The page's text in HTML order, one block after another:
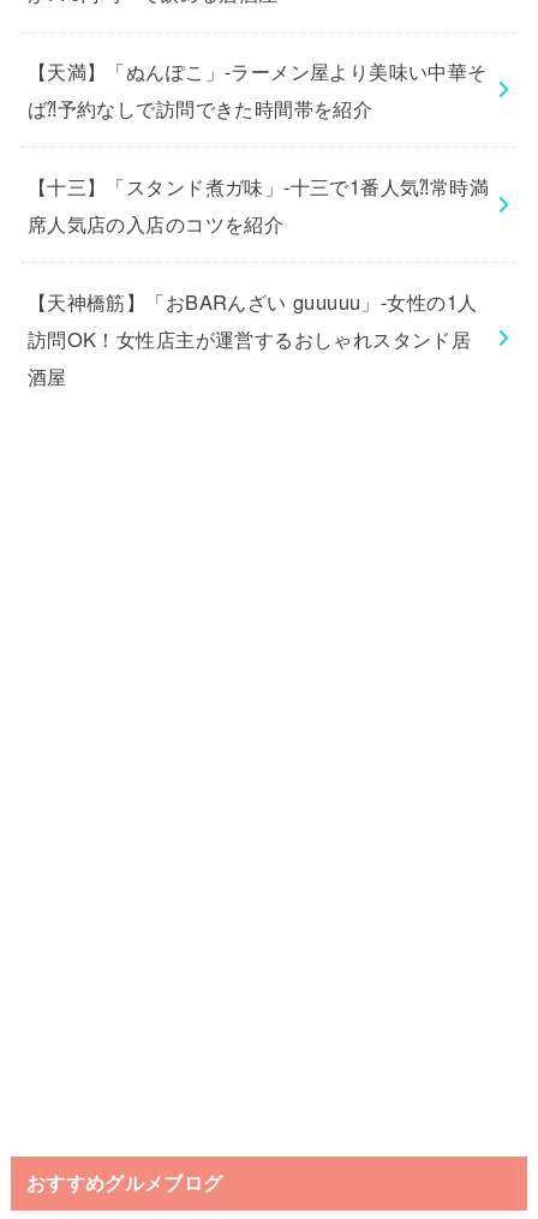
【天満】「ぬんぽこ」-ラーメン屋より美味い中華そ
ば⁈予約なしで訪問できた時間帯を紹介
【十三】「スタンド煮ガ味」-十三で1番人気⁈常時満
席人気店の入店のコツを紹介
【天神橋筋】「おBARんざい guuuuu」-女性の1人
訪問OK！女性店主が運営するおしゃれスタンド居
酒屋
おすすめグルメブログ